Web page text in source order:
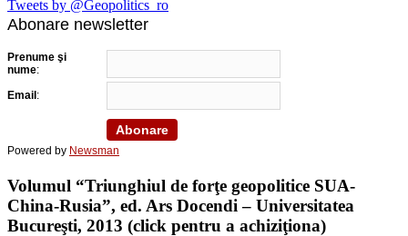
Tweets by @Geopolitics_ro
Abonare newsletter
Prenume şi
nume:
Email :
Powered by Newsman
Volumul “Triunghiul de forţe geopolitice SUA-
China-Rusia”, ed. Ars Docendi – Universitatea
Bucureşti, 2013 (click pentru a achiziţiona)